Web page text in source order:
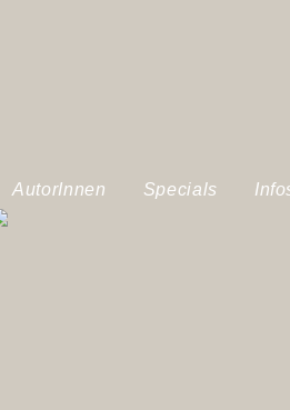
AutorInnen Specials